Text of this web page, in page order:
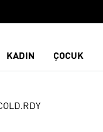
KADIN ÇOCUK